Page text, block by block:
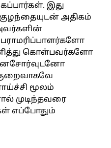
இது
அதிகம்
கொள்பவர்களோ
மூலம்
முடிந்தவரை
எப்போதும்